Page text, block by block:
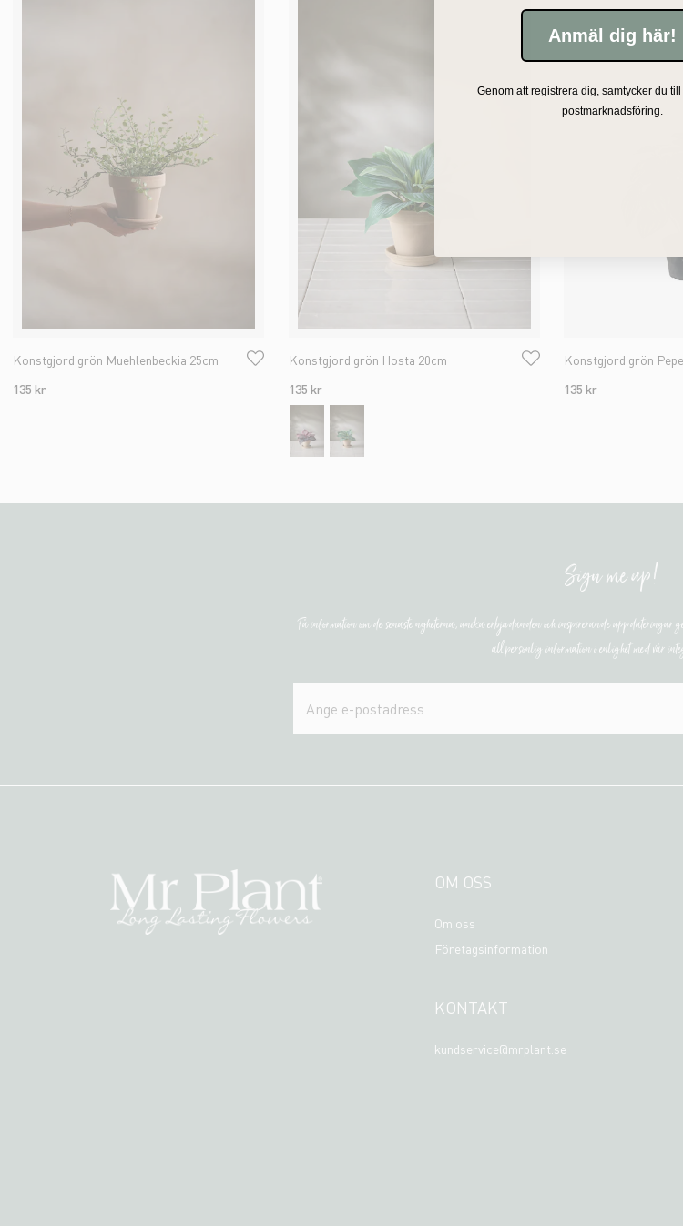
Konstgjord grön Muehlenbeckia 25cm
135 kr
Konstgjord grön Hosta 20cm
135 kr
Konstgjord grön
135 kr
Sign me up!
Få information om de senaste nyheterna, unika erbjudanden och inspirerande uppdateringar
all personlig information i enlighet med vår
OM OSS
Om oss
Företagsinformation
KONTAKT
kundservice@mrplant.se
Anmäl dig här!
Genom att registrera dig, samtycker du
postmarknadsföring.